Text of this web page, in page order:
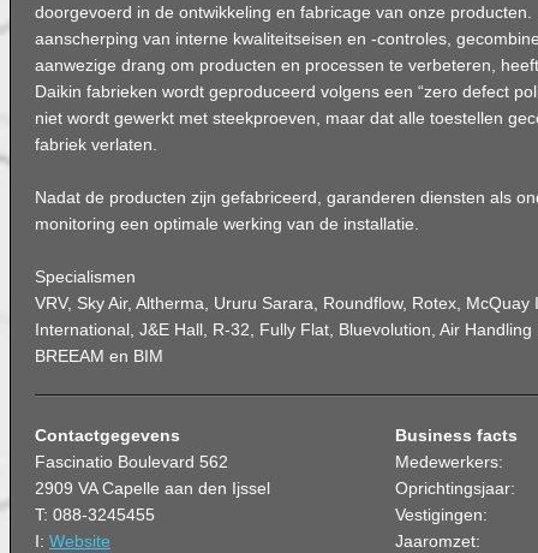
doorgevoerd in de ontwikkeling en fabricage van onze producten.
aanscherping van interne kwaliteitseisen en -controles,
aanwezige drang om producten en processen te verbeteren,
Daikin fabrieken wordt geproduceerd volgens een “zero defect
niet wordt gewerkt met steekproeven, maar dat alle toestellen
fabriek verlaten.
Nadat de producten zijn gefabriceerd, garanderen diensten als
monitoring een optimale werking van de installatie.
Specialismen
VRV, Sky Air, Altherma, Ururu Sarara, Roundflow, Rotex, McQuay
International, J&E Hall, R-32, Fully Flat, Bluevolution, Air Handling
BREEAM en BIM
Contactgegevens
Fascinatio Boulevard 562
2909 VA Capelle aan den Ijssel
T: 088-3245455
I: Website
Business facts
Medewerkers:
Oprichtingsjaar:
Vestigingen:
Jaaromzet: